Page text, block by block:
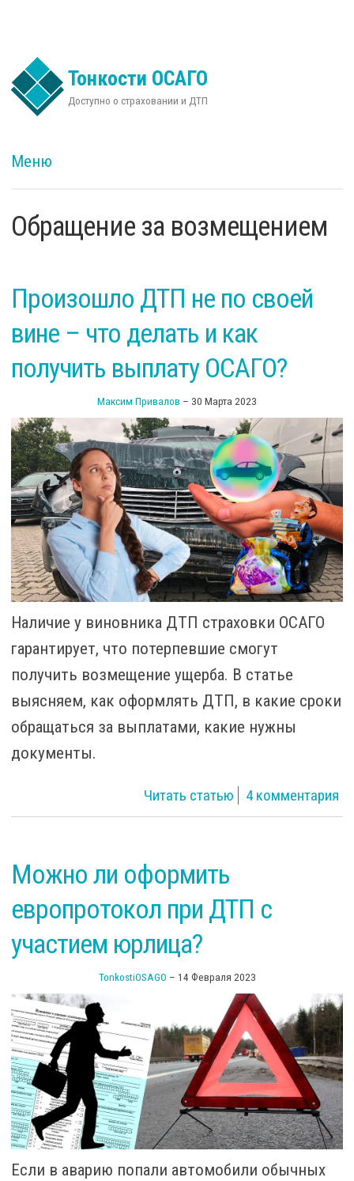
Тонкости ОСАГО
Доступно о страховании и ДТП
Меню
Обращение за возмещением
Произошло ДТП не по своей
вине – что делать и как
получить выплату ОСАГО?
Максим Привалов – 30 Марта 2023
Наличие у виновника ДТП страховки ОСАГО
гарантирует, что потерпевшие смогут
получить возмещение ущерба. В статье
выясняем, как оформлять ДТП, в какие сроки
обращаться за выплатами, какие нужны
документы.
Читать статью
о Произошло
ДТП не по своей
выплату ОСАГО?
4 комментария
Можно ли оформить
европротокол при ДТП с
участием юрлица?
TonkostiOSAGO – 14 Февраля 2023
Если в аварию попали автомобили обычных